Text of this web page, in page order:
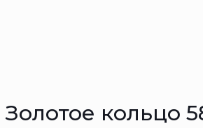
Золотое кольцо